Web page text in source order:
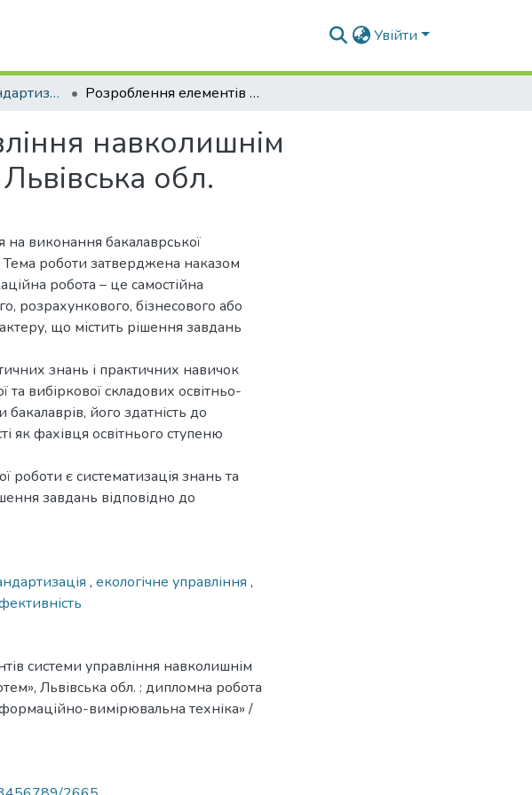
Увійти
ОПП "Якість, стандартизація та сертифікація" Розроблення елементів системи управління навколишнім середовищем в умовах ПП «Агротем», Львівська обл.
навколишнім
обл.
на виконання бакалаврської
Тема роботи затверджена наказом
робота – це самостійна
розрахункового, бізнесового або
що містить рішення завдань
знань і практичних навичок
та вибіркової складових освітньо-
його здатність до
як фахівця освітнього ступеню
роботи є систематизація знань та
завдань відповідно до
, екологічне управління ,
системи управління навколишнім
Львівська обл. : дипломна робота
вимірювальна техніка» /